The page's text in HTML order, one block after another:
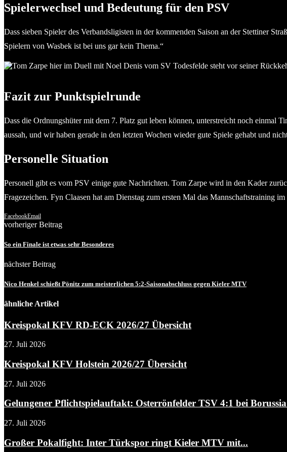
Spielerwechsel und Bedeutung für den PSV
Dass sieben Spieler des Verbandsligisten in der kommenden Saison an der Stettiner
Spielern von Wasbek ist bei uns gar kein Thema.“
Fazit zur Punktspielrunde
Dass die Ordnungshüter mit dem 7. Platz gut leben können, unterstreicht noch einmal
aussah, und wir haben gerade in den letzten Wochen wieder gute Spiele gehabt und
Personelle Situation
Personell gibt es vom PSV einige gute Nachrichten. Tom Zarpe wird in den Kader
Fragezeichen. Fyn Claasen hat am Dienstag zum ersten Mal das Mannschaftstraining
FacebookEmail
vorheriger Beitrag
So ein Finale ist etwas sehr Besonderes
nächster Beitrag
Nico Henkel schießt Pönitz zum meisterlichen 5:2-Saisonabschluss gegen Kieler MTV
ähnliche Artikel
Kreispokal KFV RD-ECK 2026/27 Übersicht
27. Juli 2026
Kreispokal KFV Holstein 2026/27 Übersicht
27. Juli 2026
Gelungener Pflichtspielauftakt: Osterrönfelder TSV 4:1 bei
27. Juli 2026
Großer Pokalfight: Inter Türkspor ringt Kieler MTV mit...